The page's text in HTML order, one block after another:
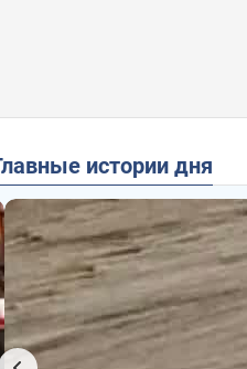
Главные истории дня